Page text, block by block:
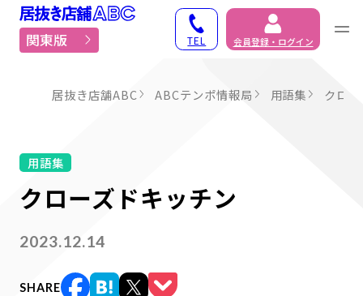
居抜き物件・貸店舗で
関東版 TEL 会員登録・ログイン
居抜き店舗ABC ABCテンポ情報局 用語集 クロ
用語集
クローズドキッチン
2023.12.14
SHARE